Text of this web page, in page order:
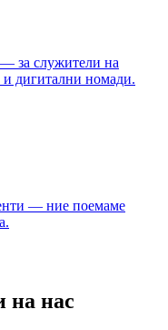
за служители на
дигитални номади.
— ние поемаме
на нас